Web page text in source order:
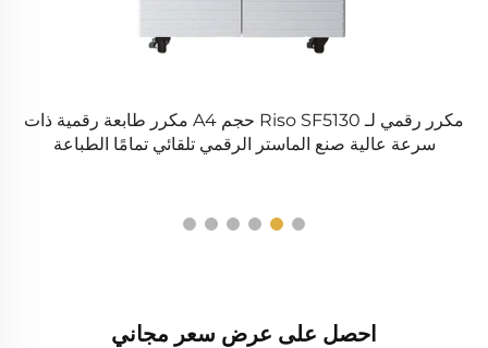
مكرر رقمي لـ Riso SF5130 حجم A4 مكرر طابعة رقمية ذات
سرعة عالية صنع الماستر الرقمي تلقائي تمامًا الطباعة
احصل على عرض سعر مجاني